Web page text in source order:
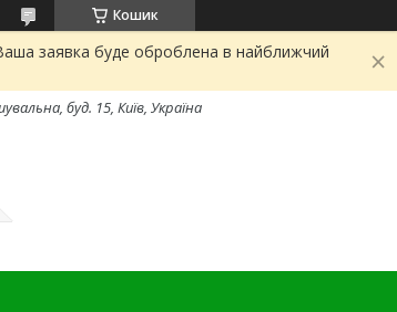
Кошик
заявка буде оброблена в найближчий
буд. 15, Київ, Україна